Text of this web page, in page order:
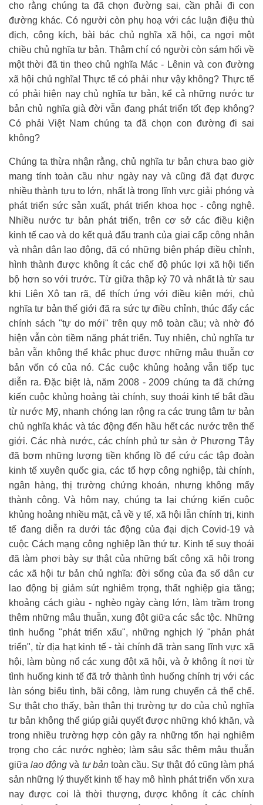
cho rằng chúng ta đã chọn đường sai, cần phải đi con
đường khác. Có người còn phụ hoạ với các luận điệu thù
địch, công kích, bài bác chủ nghĩa xã hội, ca ngợi một
chiều chủ nghĩa tư bản. Thậm chí có người còn sám hối về
một thời đã tin theo chủ nghĩa Mác - Lênin và con đường
xã hội chủ nghĩa! Thực tế có phải như vậy không? Thực tế
có phải hiện nay chủ nghĩa tư bản, kể cả những nước tư
bản chủ nghĩa già đời vẫn đang phát triển tốt đẹp không?
Có phải Việt Nam chúng ta đã chọn con đường đi sai
không?
Chúng ta thừa nhận rằng, chủ nghĩa tư bản chưa bao giờ
mang tính toàn cầu như ngày nay và cũng đã đạt được
nhiều thành tựu to lớn, nhất là trong lĩnh vực giải phóng và
phát triển sức sản xuất, phát triển khoa học - công nghệ.
Nhiều nước tư bản phát triển, trên cơ sở các điều kiện
kinh tế cao và do kết quả đấu tranh của giai cấp công nhân
và nhân dân lao động, đã có những biện pháp điều chỉnh,
hình thành được không ít các chế độ phúc lợi xã hội tiến
bộ hơn so với trước. Từ giữa thập kỷ 70 và nhất là từ sau
khi Liên Xô tan rã, để thích ứng với điều kiện mới, chủ
nghĩa tư bản thế giới đã ra sức tự điều chỉnh, thúc đẩy các
chính sách "tự do mới" trên quy mô toàn cầu; và nhờ đó
hiện vẫn còn tiềm năng phát triển. Tuy nhiên, chủ nghĩa tư
bản vẫn không thể khắc phục được những mâu thuẫn cơ
bản vốn có của nó. Các cuộc khủng hoảng vẫn tiếp tục
diễn ra. Đặc biệt là, năm 2008 - 2009 chúng ta đã chứng
kiến cuộc khủng hoảng tài chính, suy thoái kinh tế bắt đầu
từ nước Mỹ, nhanh chóng lan rộng ra các trung tâm tư bản
chủ nghĩa khác và tác động đến hầu hết các nước trên thế
giới. Các nhà nước, các chính phủ tư sản ở Phương Tây
đã bơm những lượng tiền khổng lồ để cứu các tập đoàn
kinh tế xuyên quốc gia, các tổ hợp công nghiệp, tài chính,
ngân hàng, thị trường chứng khoán, nhưng không mấy
thành công. Và hôm nay, chúng ta lại chứng kiến cuộc
khủng hoảng nhiều mặt, cả về y tế, xã hội lẫn chính trị, kinh
tế đang diễn ra dưới tác động của đại dịch Covid-19 và
cuộc Cách mạng công nghiệp lần thứ tư. Kinh tế suy thoái
đã làm phơi bày sự thật của những bất công xã hội trong
các xã hội tư bản chủ nghĩa: đời sống của đa số dân cư
lao động bị giảm sút nghiêm trọng, thất nghiệp gia tăng;
khoảng cách giàu - nghèo ngày càng lớn, làm trầm trọng
thêm những mâu thuẫn, xung đột giữa các sắc tộc. Những
tình huống "phát triển xấu", những nghịch lý "phản phát
triển", từ địa hạt kinh tế - tài chính đã tràn sang lĩnh vực xã
hội, làm bùng nổ các xung đột xã hội, và ở không ít nơi từ
tình huống kinh tế đã trở thành tình huống chính trị với các
làn sóng biểu tình, bãi công, làm rung chuyển cả thể chế.
Sự thật cho thấy, bản thân thị trường tự do của chủ nghĩa
tư bản không thể giúp giải quyết được những khó khăn, và
trong nhiều trường hợp còn gây ra những tổn hại nghiêm
trọng cho các nước nghèo; làm sâu sắc thêm mâu thuẫn
giữalao động và tư bảntoàn cầu. Sự thật đó cũng làm phá
sản những lý thuyết kinh tế hay mô hình phát triển vốn xưa
nay được coi là thời thượng, được không ít các chính